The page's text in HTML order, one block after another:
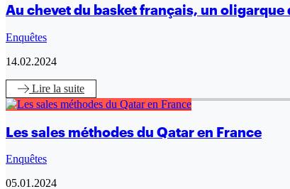
Au chevet du basket français, un
Enquêtes
14.02.2024
Lire la suite
Les sales méthodes du Qatar en France
Enquêtes
05.01.2024